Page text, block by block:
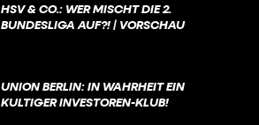
HSV & CO.: WER MISCHT DIE 2.
BUNDESLIGA AUF?! | VORSCHAU
UNION BERLIN: IN WAHRHEIT EIN
KULTIGER INVESTOREN-KLUB!